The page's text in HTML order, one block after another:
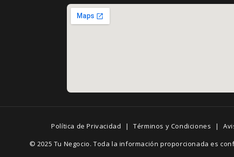
Política de Privacidad | Términos y Condiciones |
© 2025 Tu Negocio. Toda la información proporcionada es